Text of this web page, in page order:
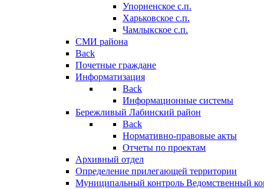
Упорненское с.п.
Харьковское с.п.
Чамлыкское с.п.
СМИ района
Back
Почетные граждане
Информатизация
Back
Информационные системы
Бережливый Лабинский район
Back
Нормативно-правовые акты
Отчеты по проектам
Архивный отдел
Определение прилегающей территории
Муниципальный контроль Ведомственный